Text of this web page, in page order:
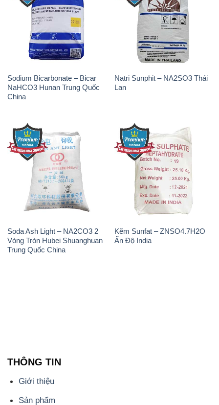
Sodium Bicarbonate – Bicar
NaHCO3 Hunan Trung Quốc
China
Natri Sunphit – NA2SO3 Thái
Lan
Soda Ash Light – NA2CO3 2
Vòng Tròn Hubei Shuanghuan
Trung Quốc China
Kẽm Sunfat – ZNSO4.7H2O
Ấn Độ India
THÔNG TIN
Giới thiệu
Sản phẩm